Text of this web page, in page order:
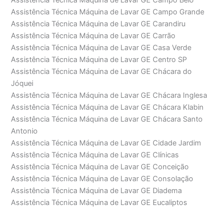
Assistência Técnica Máquina de Lavar GE Campo Grande
Assistência Técnica Máquina de Lavar GE Carandiru
Assistência Técnica Máquina de Lavar GE Carrão
Assistência Técnica Máquina de Lavar GE Casa Verde
Assistência Técnica Máquina de Lavar GE Centro SP
Assistência Técnica Máquina de Lavar GE Chácara do
Jóquei
Assistência Técnica Máquina de Lavar GE Chácara Inglesa
Assistência Técnica Máquina de Lavar GE Chácara Klabin
Assistência Técnica Máquina de Lavar GE Chácara Santo
Antonio
Assistência Técnica Máquina de Lavar GE Cidade Jardim
Assistência Técnica Máquina de Lavar GE Clínicas
Assistência Técnica Máquina de Lavar GE Conceição
Assistência Técnica Máquina de Lavar GE Consolação
Assistência Técnica Máquina de Lavar GE Diadema
Assistência Técnica Máquina de Lavar GE Eucaliptos